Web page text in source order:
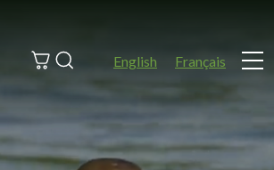
Search English
Français